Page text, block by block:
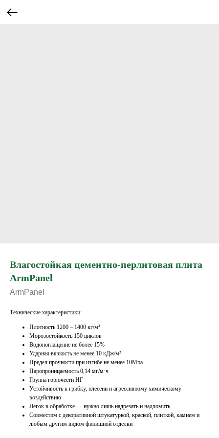
Влагостойкая цементно-перлитовая плита
ArmPanel
ArmPanel
Технические характеристики:
Плотность 1200 – 1400 кг/м³
Морозостойкость 150 циклов
Водопоглащение не более 15%
Ударная вязкость не менее 10 кДж/м²
Предел прочности при изгибе не менее 10Мпа
Паропроницаемость 0,14 мг/м·ч
Группа горючести НГ
Устойчивость к грибку, плесени и агрессивному химическому
воздействию
Легок в обработке — нужно лишь надрезать и надломить
Совместим с декоративной штукатуркой, краской, плиткой, камнем и
любым другим видом финишной отделки